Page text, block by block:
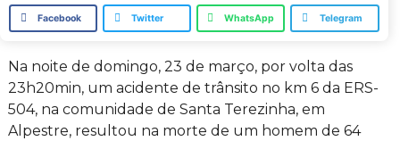
Facebook Twitter WhatsApp Telegram
Na noite de domingo, 23 de março, por volta das
23h20min, um acidente de trânsito no km 6 da ERS-
504, na comunidade de Santa Terezinha, em
Alpestre, resultou na morte de um homem de 64